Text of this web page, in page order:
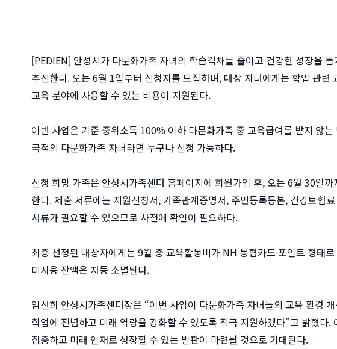
[PEDIEN] 안성시가 다문화가족 자녀의 학습격차를 줄이고 건강한 성장을
추진한다. 오는 6월 1일부터 신청자를 모집하며, 대상 자녀에게는 학업 관련
교육 분야에 사용할 수 있는 비용이 지원된다.
이번 사업은 기준 중위소득 100% 이하 다문화가족 중 교육급여를 받지 않
국적의 다문화가족 자녀라면 누구나 신청 가능하다.
신청 희망 가족은 안성시가족센터 홈페이지에 회원가입 후, 오는 6월 30일
한다. 제출 서류에는 지원신청서, 가족관계증명서, 주민등록등본, 건강보험
서류가 필요할 수 있으므로 사전에 확인이 필요하다.
최종 선정된 대상자에게는 9월 중 교육활동비가 NH 농협카드 포인트 형태
미사용 잔액은 자동 소멸된다.
임선희 안성시가족센터장은 “이번 사업이 다문화가족 자녀들의 교육 환경
학업에 전념하고 미래 역량을 강화할 수 있도록 적극 지원하겠다”고 밝혔다
집중하고 미래 인재로 성장할 수 있는 발판이 마련될 것으로 기대된다.